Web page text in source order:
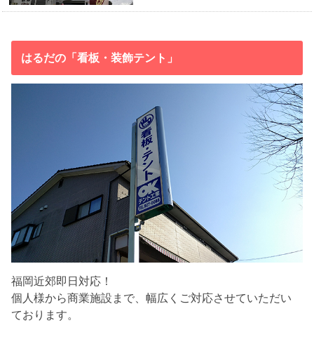
はるだの「看板・装飾テント」
福岡近郊即日対応！
個人様から商業施設まで、幅広くご対応させていただい
ております。